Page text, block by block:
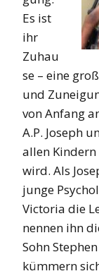
Es ist
ihr
Zuhau
se – eine
und
von Anfang
A.P. Joseph
allen Kindern
wird. Als
junge
Victoria die
nennen ihn
Sohn
kümmern